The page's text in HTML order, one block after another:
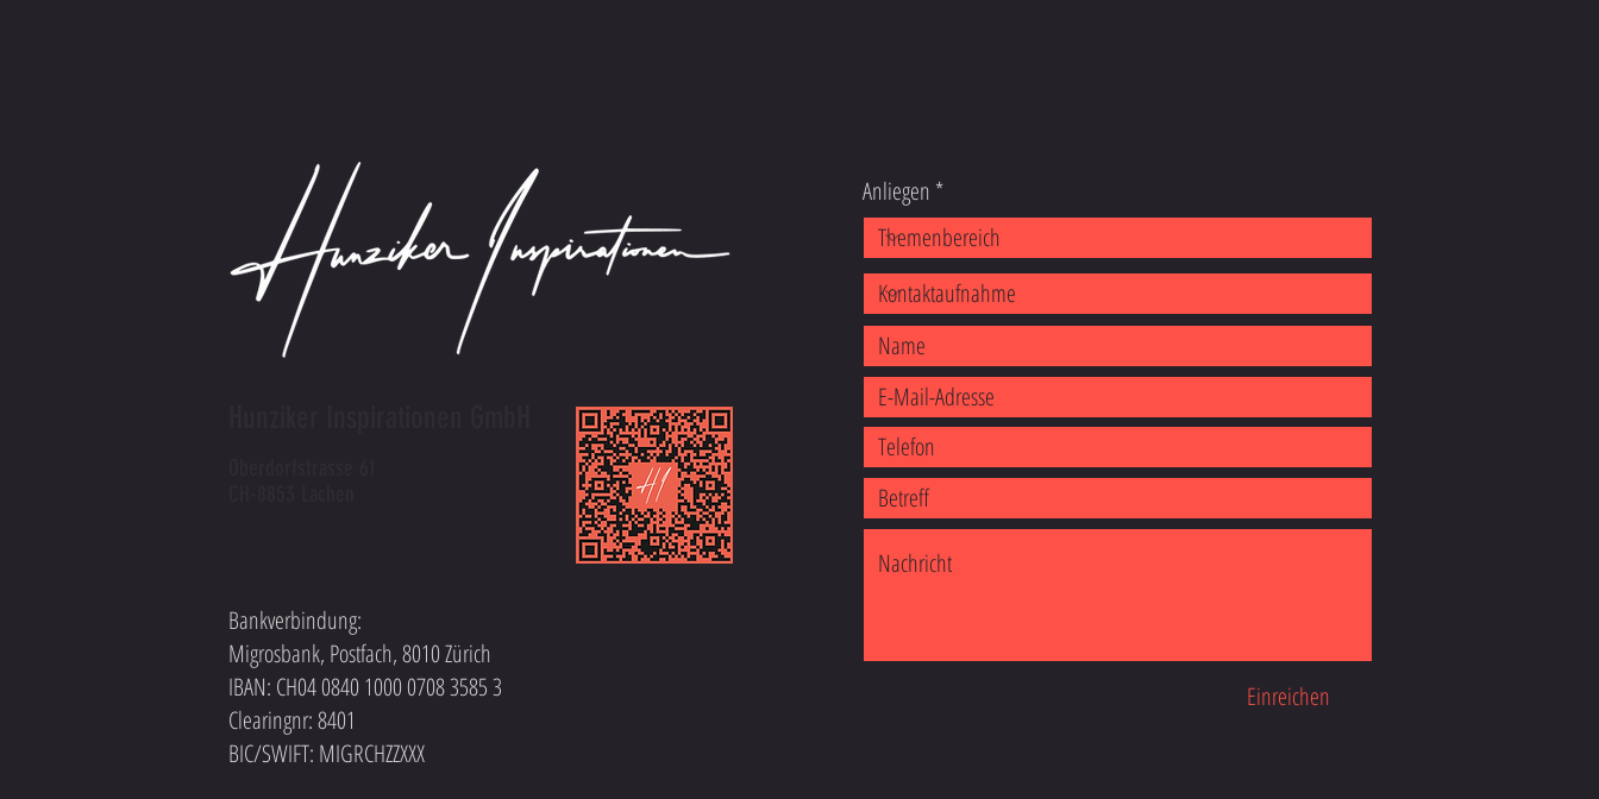
Bankverbindung:
Migrosbank, Postfach, 8010 Zürich
IBAN: CH04 0840 1000 0708 3585 3
Clearingnr: 8401
BIC/SWIFT: MIGRCHZZXXX
Anliegen
Einreichen